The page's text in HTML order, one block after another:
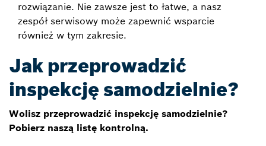
rozwiązanie. Nie zawsze jest to łatwe, a nasz
zespół serwisowy może zapewnić wsparcie
również w tym zakresie.
Jak przeprowadzić
inspekcję samodzielnie?
Wolisz przeprowadzić inspekcję samodzielnie?
Pobierz naszą listę kontrolną.